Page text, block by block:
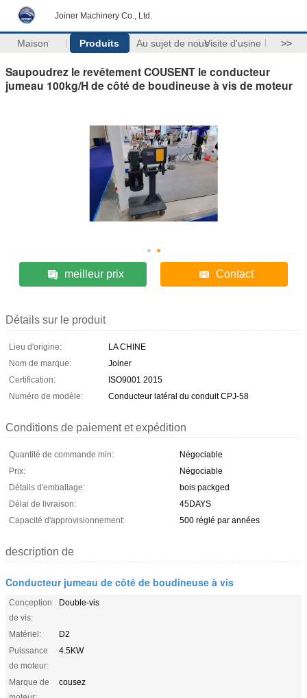
Joiner Machinery Co., Ltd.
Maison Produits Au sujet de nousVisite d'usine >>
Saupoudrez le revêtement COUSENT le conducteur
jumeau 100kg/H de côté de boudineuse à vis de moteur
meilleur prix Contact
Détails sur le produit
Lieu d'origine:
LA CHINE
Nom de marque:
Joiner
Certification:
ISO9001 2015
Numéro de modèle:
Conducteur latéral du conduit CPJ-58
Conditions de paiement et expédition
Quantité de commande min:
Négociable
Prix:
Négociable
Détails d'emballage:
bois packged
Délai de livraison:
45DAYS
Capacité d'approvisionnement:
500 réglé par années
description de
Conducteur jumeau de côté de boudineuse à vis
Conception
de vis:
Double-vis
Matériel:
D2
Puissance
de moteur:
4.5KW
Marque de
cousez